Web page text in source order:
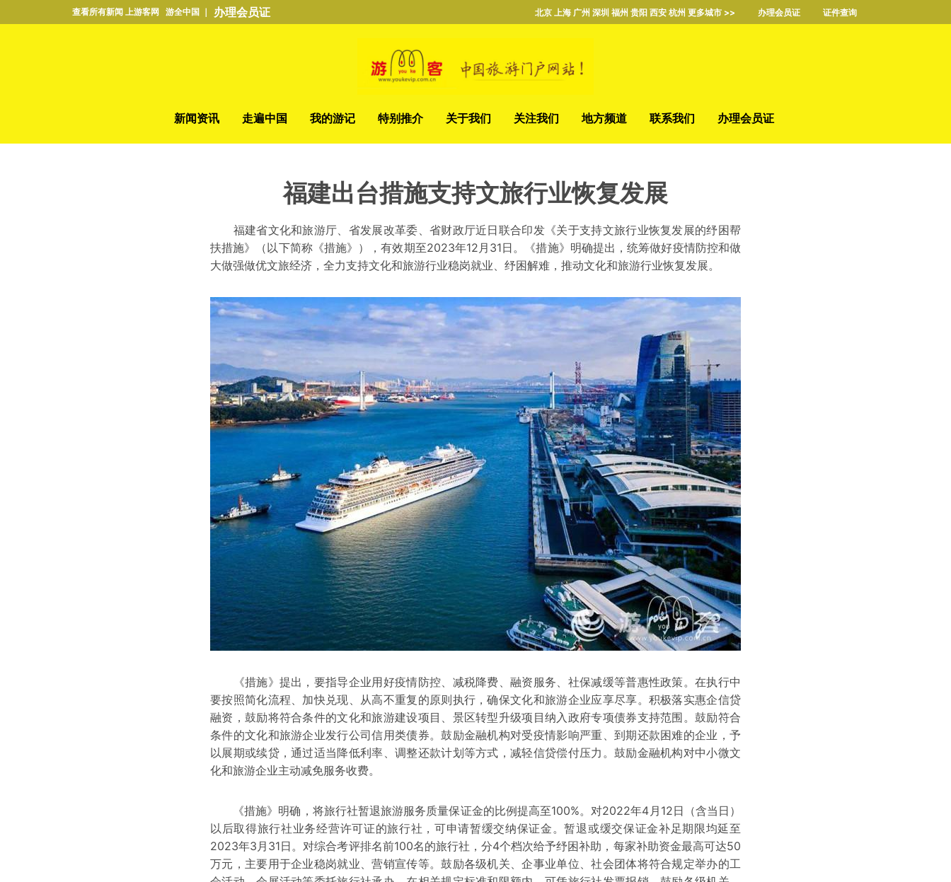
查看所有新闻 上游客网 游全中国 ｜ 办理会员证 北京 上海 广州 深圳 福州 贵阳 西安 杭州 更多城市 >> 办理会员证 证件查询
新闻资讯 走遍中国 我的游记 特别推介 关于我们 关注我们 地方频道 联系我们 办理会员证
福建出台措施支持文旅行业恢复发展
福建省文化和旅游厅、省发展改革委、省财政厅近日联合印发《关于支持文旅行业恢复发展的纾困帮
扶措施》（以下简称《措施》），有效期至2023年12月31日。《措施》明确提出，统筹做好疫情防控和做
大做强做优文旅经济，全力支持文化和旅游行业稳岗就业、纾困解难，推动文化和旅游行业恢复发展。
《措施》提出，要指导企业用好疫情防控、减税降费、融资服务、社保减缓等普惠性政策。在执行中
要按照简化流程、加快兑现、从高不重复的原则执行，确保文化和旅游企业应享尽享。积极落实惠企信贷
融资，鼓励将符合条件的文化和旅游建设项目、景区转型升级项目纳入政府专项债券支持范围。鼓励符合
条件的文化和旅游企业发行公司信用类债券。鼓励金融机构对受疫情影响严重、到期还款困难的企业，予
以展期或续贷，通过适当降低利率、调整还款计划等方式，减轻信贷偿付压力。鼓励金融机构对中小微文
化和旅游企业主动减免服务收费。
《措施》明确，将旅行社暂退旅游服务质量保证金的比例提高至100%。对2022年4月12日（含当日）
以后取得旅行社业务经营许可证的旅行社，可申请暂缓交纳保证金。暂退或缓交保证金补足期限均延至
2023年3月31日。对综合考评排名前100名的旅行社，分4个档次给予纾困补助，每家补助资金最高可达50
万元，主要用于企业稳岗就业、营销宣传等。鼓励各级机关、企事业单位、社会团体将符合规定举办的工